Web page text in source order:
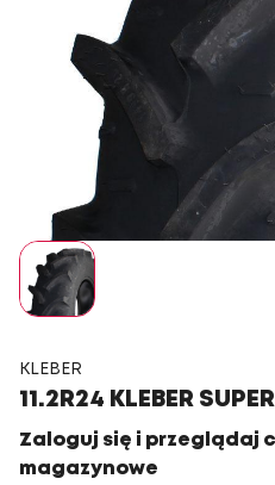
KLEBER
11.2R24 KLEBER
Zaloguj się i przeglądaj
magazynowe